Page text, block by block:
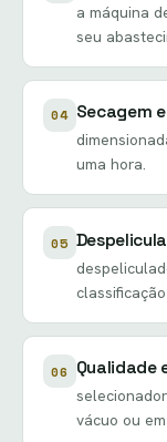
a máquina
seu
04 Secagem
uma hora.
05
06 Qualidade
vácuo ou